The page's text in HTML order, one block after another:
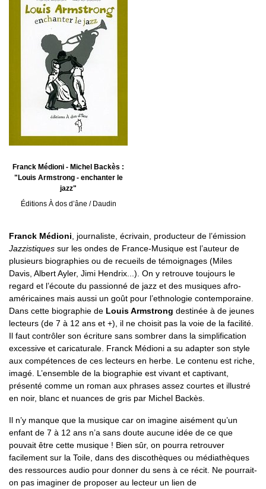
Franck Médioni - Michel Backès :
"Louis Armstrong - enchanter le
jazz"
Éditions À dos d’âne / Daudin
Franck Médioni , journaliste, écrivain, producteur de l’émission
Jazzistiques sur les ondes de France-Musique est l’auteur de
plusieurs biographies ou de recueils de témoignages (Miles
Davis, Albert Ayler, Jimi Hendrix...). On y retrouve toujours le
regard et l’écoute du passionné de jazz et des musiques afro-
américaines mais aussi un goût pour l’ethnologie contemporaine.
Dans cette biographie de Louis Armstrong destinée à de jeunes
lecteurs (de 7 à 12 ans et +), il ne choisit pas la voie de la facilité.
Il faut contrôler son écriture sans sombrer dans la simplification
excessive et caricaturale. Franck Médioni a su adapter son style
aux compétences de ces lecteurs en herbe. Le contenu est riche,
imagé. L’ensemble de la biographie est vivant et captivant,
présenté comme un roman aux phrases assez courtes et illustré
en noir, blanc et nuances de gris par Michel Backès.
Il n’y manque que la musique car on imagine aisément qu’un
enfant de 7 à 12 ans n’a sans doute aucune idée de ce que
pouvait être cette musique ! Bien sûr, on pourra retrouver
facilement sur la Toile, dans des discothèques ou médiathèques
des ressources audio pour donner du sens à ce récit. Ne pourrait-
on pas imaginer de proposer au lecteur un lien de